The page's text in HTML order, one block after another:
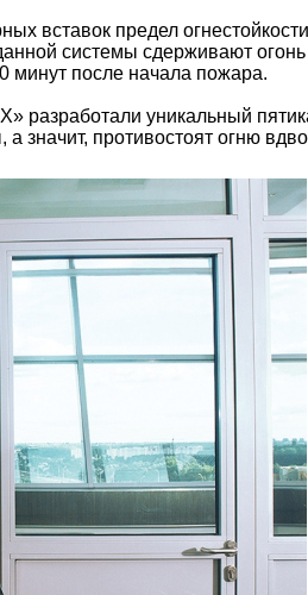
вставок предел
системы сдерживают
минут после начала пожара.
уникальный
а значит, противостоят огню